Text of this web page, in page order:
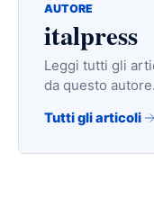
AUTORE
italpress
Leggi tutti gli
da questo autore.
Tutti gli articoli